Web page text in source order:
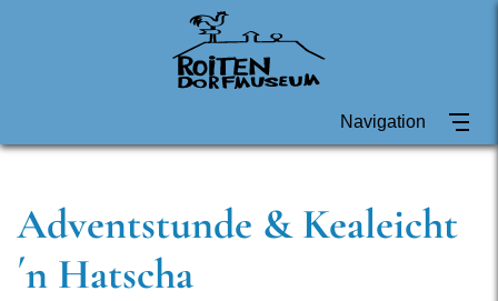
Navigation
Adventstunde & Kealeicht
´n Hatscha